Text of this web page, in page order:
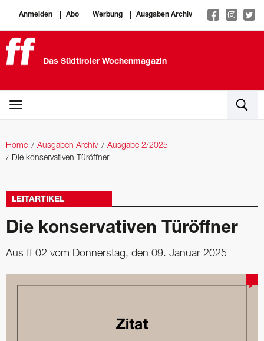
Anmelden Abo Werbung Ausgaben Archiv
Das Südtiroler Wochenmagazin
Home Ausgaben Archiv
Ausgabe 2/2025
Die konservativen Türöffner
LEITARTIKEL
Die konservativen Türöffner
Aus ff 02 vom Donnerstag, den 09. Januar 2025